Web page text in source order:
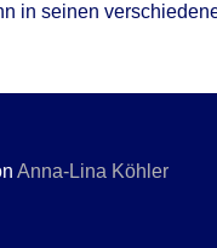
in seinen
Anna-Lina Köhler